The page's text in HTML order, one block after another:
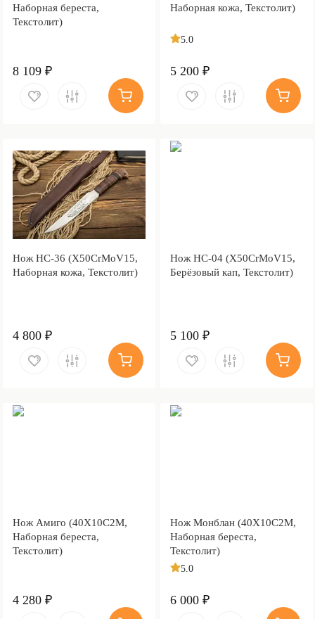
Наборная береста,
Текстолит)
8 109 ₽
Наборная кожа, Текстолит)
5.0
5 200 ₽
Нож НС-36 (X50CrMoV15,
Наборная кожа, Текстолит)
4 800 ₽
Нож НС-04 (X50CrMoV15,
Берёзовый кап, Текстолит)
5 100 ₽
Нож Амиго (40Х10С2М,
Наборная береста,
Текстолит)
4 280 ₽
Нож Монблан (40Х10С2М,
Наборная береста,
Текстолит)
5.0
6 000 ₽